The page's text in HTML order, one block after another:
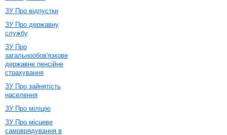
ЗУ Про відпустки
ЗУ Про державну
службу
ЗУ Про
загальнообов'язкове
державне пенсійне
страхування
ЗУ Про зайнятість
населення
ЗУ Про міліцію
ЗУ Про місцеве
самоврядування в